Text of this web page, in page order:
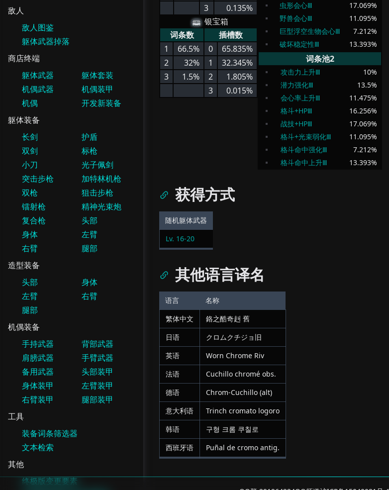
敌人
敌人图鉴
躯体武器掉落
商店终端
躯体武器
躯体套装
机偶武器
机偶装甲
机偶
开发新装备
躯体装备
长剑
护盾
双剑
标枪
小刀
光子佩剑
突击步枪
加特林机枪
双枪
狙击步枪
镭射枪
精神光束炮
复合枪
头部
身体
左臂
右臂
腿部
造型装备
头部
身体
左臂
右臂
腿部
机偶装备
手持武器
背部武器
肩膀武器
手臂武器
备用武器
头部装甲
身体装甲
左臂装甲
右臂装甲
腿部装甲
工具
装备词条筛选器
文本检索
其他
终极版变更要素
3
0.135%
银宝箱
词条数
插槽数
1
66.5% 0
65.835%
2
32% 1
32.345%
3
1.5% 2
1.805%
3
0.015%
虫形会心Ⅲ
17.069%
野兽会心Ⅲ
11.095%
巨型浮空生物会心Ⅲ
7.212%
破坏稳定性Ⅲ
13.393%
词条池2
攻击力上升Ⅲ 10%
潜力强化Ⅲ
13.5%
会心率上升Ⅲ
11.475%
格斗+HPⅢ
16.256%
战技+HPⅢ
17.069%
格斗+光束弱化Ⅲ
11.095%
格斗命中强化Ⅲ
7.212%
格斗命中上升Ⅲ
13.393%
获得方式
随机躯体武器
Lv. 16-20
其他语言译名
语言
名称
繁体中文
鉻之酷奇赳 舊
日语
クロムクチジョ旧
英语
Worn Chrome Riv
法语
Cuchillo chromé obs.
德语
Chrom-Cuchillo (alt)
意大利语
Trinch cromato logoro
韩语
구형 크롬 쿠칠로
西班牙语
Puñal de cromo antig.